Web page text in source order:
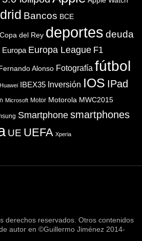
Bancos BCE
Copa del Rey deportes deuda
Europa Europa League F1
Alonso Fotografía fútbol
Huawei IBEX35 Inversión IOS IPad
Microsoft Motor Motorola MWC2015
Smartphone smartphones
UE UEFA Xperia
derechos reservados. Otros contenidos
autor en ©Guillermo Jiménez 2014-